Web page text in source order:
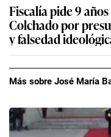
Fiscalía pide 9
Colchado por
y falsedad
Más sobre José María